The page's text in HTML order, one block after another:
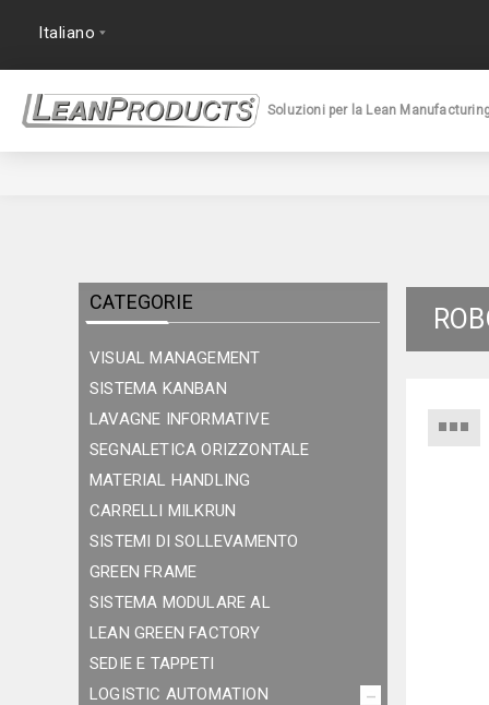
Soluzioni per la Lean
CATEGORIE
VISUAL MANAGEMENT
SISTEMA KANBAN
LAVAGNE INFORMATIVE
SEGNALETICA ORIZZONTALE
MATERIAL HANDLING
CARRELLI MILKRUN
SISTEMI DI SOLLEVAMENTO
GREEN FRAME
SISTEMA MODULARE AL
LEAN GREEN FACTORY
SEDIE E TAPPETI
LOGISTIC AUTOMATION